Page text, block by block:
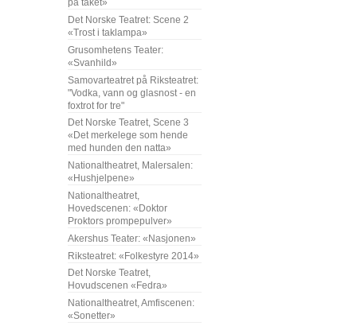
på taket»
Det Norske Teatret: Scene 2
«Trost i taklampa»
Grusomhetens Teater:
«Svanhild»
Samovarteatret på Riksteatret:
"Vodka, vann og glasnost - en
foxtrot for tre"
Det Norske Teatret, Scene 3
«Det merkelege som hende
med hunden den natta»
Nationaltheatret, Malersalen:
«Hushjelpene»
Nationaltheatret,
Hovedscenen: «Doktor
Proktors prompepulver»
Akershus Teater: «Nasjonen»
Riksteatret: «Folkestyre 2014»
Det Norske Teatret,
Hovudscenen «Fedra»
Nationaltheatret, Amfiscenen:
«Sonetter»